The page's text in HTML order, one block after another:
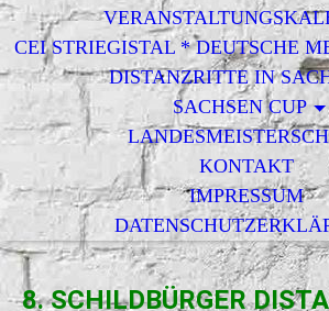
CEI STRIEGISTAL * DEUTSCHE
DISTANZRITTE IN
SACHSEN CUP
KONTAKT
IMPRESSUM
8. SCHILDBÜRGER